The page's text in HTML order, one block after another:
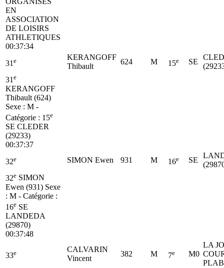
EN
ASSOCIATION
DE LOISIRS
ATHLETIQUES
00:37:34
31 e
KERANGOFF
Thibault
624 M 15e SE
31 e
KERANGOFF
Thibault (624)
Sexe : M -
Catégorie : 15e
SE CLEDER
(29233)
00:37:37
32e SIMON Ewen 931 M 16e SE
32e SIMON
Ewen (931) Sexe
: M - Catégorie :
16e SE
LANDEDA
(29870)
00:37:48
33e
CALVARIN
Vincent
382 M 7e M0
LA